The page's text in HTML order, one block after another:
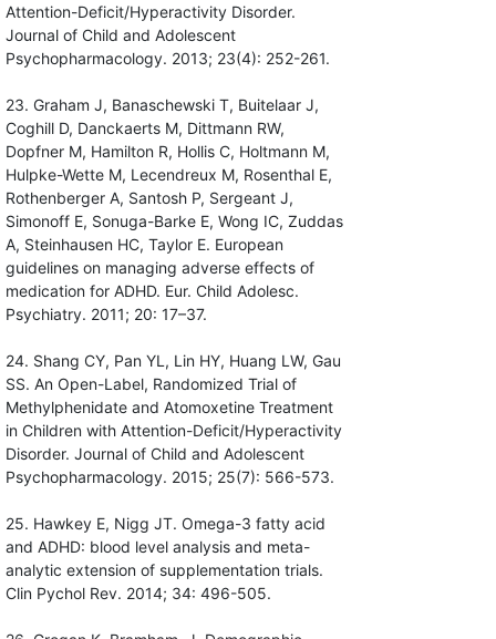
Attention-Deficit/Hyperactivity Disorder.
Journal of Child and Adolescent
Psychopharmacology. 2013; 23(4): 252-261.
23. Graham J, Banaschewski T, Buitelaar J,
Coghill D, Danckaerts M, Dittmann RW,
Dopfner M, Hamilton R, Hollis C, Holtmann M,
Hulpke-Wette M, Lecendreux M, Rosenthal E,
Rothenberger A, Santosh P, Sergeant J,
Simonoff E, Sonuga-Barke E, Wong IC, Zuddas
A, Steinhausen HC, Taylor E. European
guidelines on managing adverse effects of
medication for ADHD. Eur. Child Adolesc.
Psychiatry. 2011; 20: 17–37.
24. Shang CY, Pan YL, Lin HY, Huang LW, Gau
SS. An Open-Label, Randomized Trial of
Methylphenidate and Atomoxetine Treatment
in Children with Attention-Deficit/Hyperactivity
Disorder. Journal of Child and Adolescent
Psychopharmacology. 2015; 25(7): 566-573.
25. Hawkey E, Nigg JT. Omega-3 fatty acid
and ADHD: blood level analysis and meta-
analytic extension of supplementation trials.
Clin Pychol Rev. 2014; 34: 496-505.